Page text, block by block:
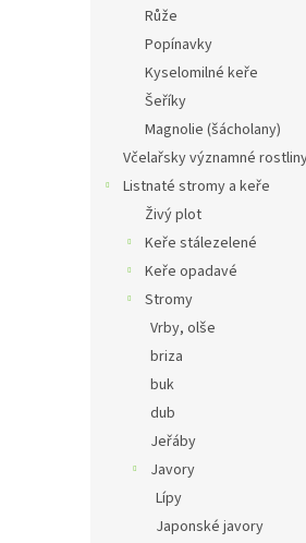
Růže
Popínavky
Kyselomilné keře
Šeříky
Magnolie (šácholany)
Včelařsky významné
Listnaté stromy a keře
Živý plot
Keře stálezelené
Keře opadavé
Stromy
Vrby, olše
briza
buk
dub
Jeřáby
Javory
Lípy
Japonské javory